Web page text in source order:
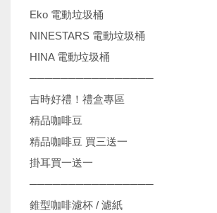
Eko 電動垃圾桶
NINESTARS 電動垃圾桶
HINA 電動垃圾桶
────────────────
吉時好禮！禮盒專區
精品咖啡豆
精品咖啡豆 買三送一
掛耳買一送一
────────────────
錐型咖啡濾杯 / 濾紙